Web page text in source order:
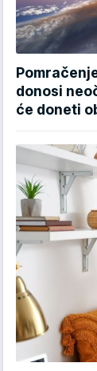
donosi
će doneti